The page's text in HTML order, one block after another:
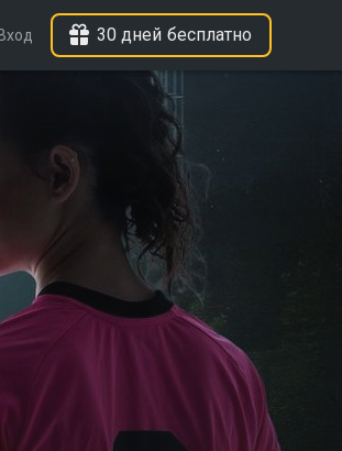
Вход 30 дней бесплатно